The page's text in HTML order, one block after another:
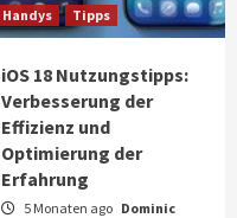
Handys Tipps
iOS 18 Nutzungstipps:
Verbesserung der
Effizienz und
Optimierung der
Erfahrung
5 Monaten ago Dominic